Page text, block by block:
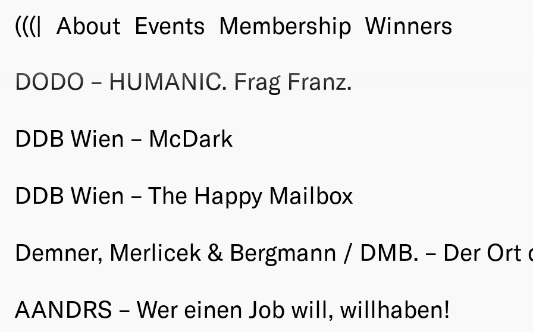
(((| About Events Membership Winners
DODO – HUMANIC. Frag Franz.
DDB Wien – McDark
DDB Wien – The Happy Mailbox
Demner, Merlicek & Bergmann / DMB. – Der Ort
AANDRS – Wer einen Job will, willhaben!